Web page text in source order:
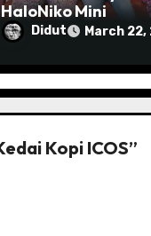
HaloNiko Mini
Didut March 22,
Kopi ICOS”